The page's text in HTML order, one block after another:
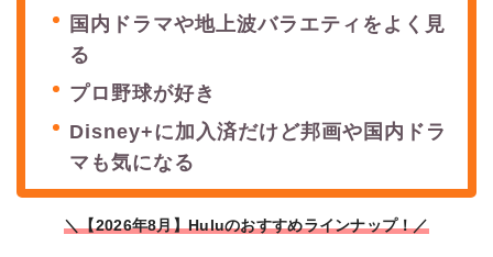
国内ドラマや地上波バラエティをよく見
る
プロ野球が好き
Disney+に加入済だけど邦画や国内ドラ
マも気になる
＼【2026年8月】Huluのおすすめラインナップ！／